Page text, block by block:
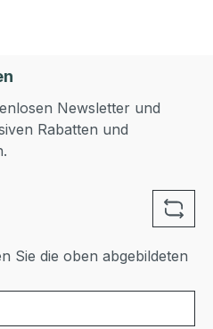
Newsletter und
Rabatten und
Sie die oben abgebildeten